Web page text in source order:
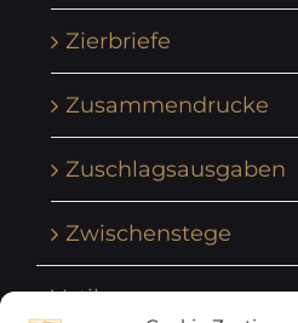
Zierbriefe
Zusammendrucke
Zuschlagsausgaben
Zwischenstege
Vatikan